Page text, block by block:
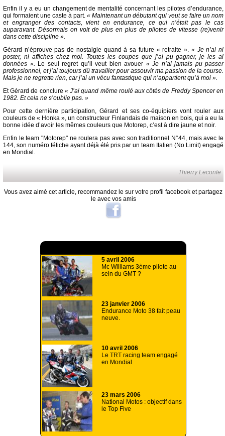
Enfin il y a eu un changement de mentalité concernant les pilotes d’endurance,
qui formaient une caste à part.« Maintenant un débutant qui veut se faire un nom
et engranger des contacts, vient en endurance, ce qui n’était pas le cas
auparavant. Désormais on voit de plus en plus de pilotes de vitesse (re)venir
dans cette discipline ».
Gérard n’éprouve pas de nostalgie quand à sa future « retraite ». « Je n’ai ni
poster, ni affiches chez moi. Toutes les coupes que j’ai pu gagner, je les ai
données ». Le seul regret qu’il veut bien avouer « Je n’ai jamais pu passer
professionnel, et j’ai toujours dû travailler pour assouvir ma passion de la course.
Mais je ne regrette rien, car j’ai un vécu fantastique qui n’appartient qu’à moi ».
Et Gérard de conclure « J’ai quand même roulé aux côtés de Freddy Spencer en
1982. Et cela ne s’oublie pas. »
Pour cette dernière participation, Gérard et ses co-équipiers vont rouler aux
couleurs de « Honka », un constructeur Finlandais de maison en bois, qui a eu la
bonne idée d’avoir les mêmes couleurs que Motorep, c’est à dire jaune et noir.
Enfin le team "Motorep" ne roulera pas avec son traditionnel N°44, mais avec le
144, son numéro fétiche ayant déjà été pris par un team Italien (No Limit) engagé
en Mondial.
Thierry Leconte
Vous avez aimé cet article, recommandez le sur votre profil facebook et partagez
le avec vos amis
5 avril 2006
Mc Williams 3ème pilote au
sein du GMT ?
23 janvier 2006
Endurance Moto 38 fait peau
neuve.
10 avril 2006
Le TRT racing team engagé
en Mondial
23 mars 2006
National Motos : objectif dans
le Top Five